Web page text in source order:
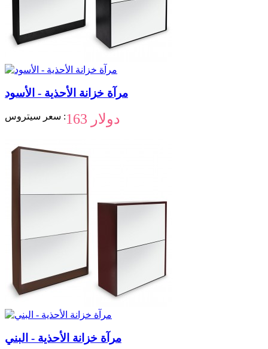
مرآة خزانة الأحذية - الأسود
سعر سيتروس : 163 دولار
مرآة خزانة الأحذية - البني